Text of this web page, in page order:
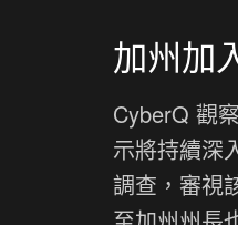
加州加
CyberQ 觀
示將持續深
調查，審視